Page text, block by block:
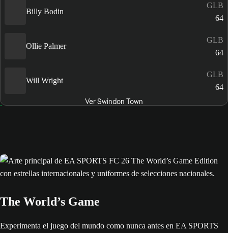
Billy Bodin
GLB
64
Ollie Palmer
GLB
64
Will Wright
GLB
64
Ver Swindon Town
The World’s Game
Experimenta el juego del mundo como nunca antes en EA SPORTS